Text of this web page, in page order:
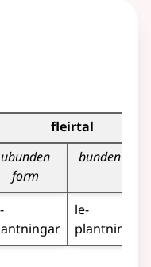
fleirtal
ubunden
form
bunden form
le­